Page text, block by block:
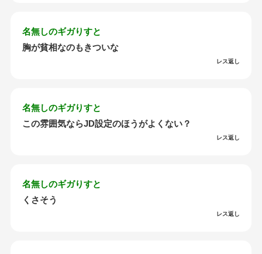
名無しのギガりすと
胸が貧相なのもきついな
レス返し
名無しのギガりすと
この雰囲気ならJD設定のほうがよくない？
レス返し
名無しのギガりすと
くさそう
レス返し